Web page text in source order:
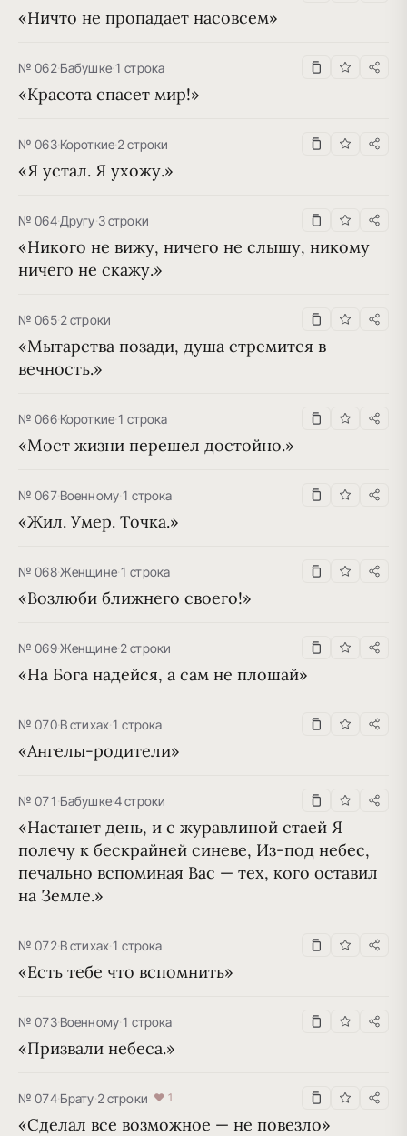
«Ничто не пропадает насовсем»
№ 062·Бабушке·1 строка
«Красота спасет мир!»
№ 063·Короткие·2 строки
«Я устал. Я ухожу.»
№ 064·Другу·3 строки
«Никого не вижу, ничего не слышу, никому
ничего не скажу.»
№ 065·2 строки
«Мытарства позади, душа стремится в
вечность.»
№ 066·Короткие·1 строка
«Мост жизни перешел достойно.»
№ 067·Военному·1 строка
«Жил. Умер. Точка.»
№ 068·Женщине·1 строка
«Возлюби ближнего своего!»
№ 069·Женщине·2 строки
«На Бога надейся, а сам не плошай»
№ 070·В стихах·1 строка
«Ангелы-родители»
№ 071·Бабушке·4 строки
«Настанет день, и с журавлиной стаей Я
полечу к бескрайней синеве, Из-под небес,
печально вспоминая Вас — тех, кого оставил
на Земле.»
№ 072·В стихах·1 строка
«Есть тебе что вспомнить»
№ 073·Военному·1 строка
«Призвали небеса.»
№ 074·Брату·2 строки ♥ 1
«Сделал все возможное — не повезло»